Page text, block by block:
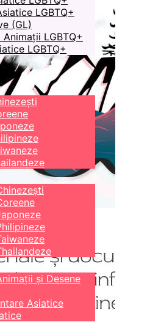
LGBTQ+
(GL)
Animații LGBTQ+
LGBTQ+
și Desene
Asiatice